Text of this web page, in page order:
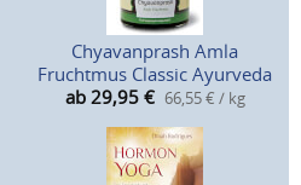
Chyavanprash Amla
Fruchtmus Classic Ayurveda
ab 29,95 € 66,55 € / kg